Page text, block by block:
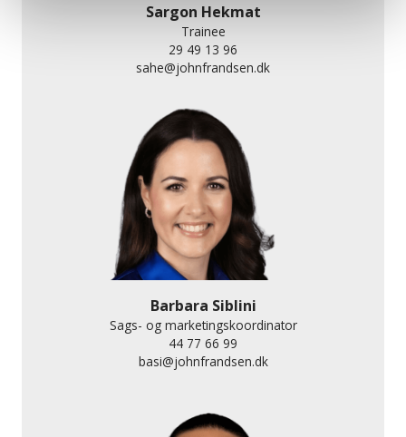
Sargon Hekmat
Trainee
29 49 13 96
sahe@johnfrandsen.dk
Barbara Siblini
Sags- og marketingskoordinator
44 77 66 99
basi@johnfrandsen.dk